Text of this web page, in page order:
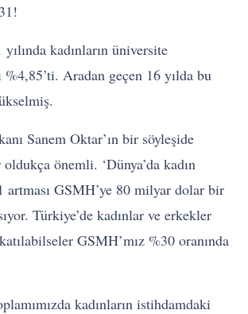
kadınların üniversite
%4,85’ti. Aradan geçen 16 yılda bu
Sanem Oktar’ın bir söyleşide
önemli. ‘Dünya’da kadın
artması GSMH’ye 80 milyar dolar bir
Türkiye’de kadınlar ve erkekler
GSMH’mız %30 oranında
kadınların istihdamdaki